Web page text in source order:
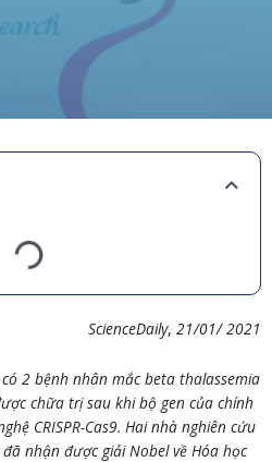
ScienceDaily, 21/01/2021
2 bệnh nhân mắc beta thalassemia
chữa trị sau khi bộ gen của chính
CRISPR-Cas9. Hai nhà nghiên cứu
nhận được giải Nobel về Hóa học